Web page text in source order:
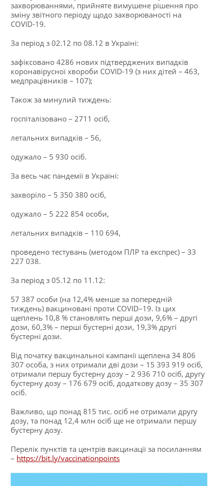
захворюваннями, прийняте вимушене рішення про
зміну звітного періоду щодо захворюваності на
COVID-19.
За період з 02.12 по 08.12 в Україні:
зафіксовано 4286 нових підтверджених випадків
коронавірусної хвороби COVID-19 (з них дітей – 463,
медпрацівників – 107);
Також за минулий тиждень:
госпіталізовано – 2711 осіб,
летальних випадків – 56,
одужало – 5 930 осіб.
За весь час пандемії в Україні:
захворіло – 5 350 380 осіб,
одужало – 5 222 854 особи,
летальних випадків – 110 694,
проведено тестувань (методом ПЛР та експрес) – 33
227 038.
За період з 05.12 по 11.12:
57 387 особи (на 12,4% менше за попередній
тиждень) вакциновані проти COVID–19. Із цих
щеплень 10,8 % становлять перші дози, 9,6% – другі
дози, 60,3% – перші бустерні дози, 19,3% другі
бустерні дози.
Від початку вакцинальної кампанії щеплена 34 806
307 особа, з них отримали дві дози – 15 393 919 осіб,
отримали першу бустерну дозу – 2 936 710 осіб, другу
бустерну дозу – 176 679 осіб, додаткову дозу – 35 307
осіб.
Важливо, що понад 815 тис. осіб не отримали другу
дозу, та понад 12,4 млн осіб ще не отримали першу
бустерну дозу.
Перелік пунктів та центрів вакцинації за посиланням
– https://bit.ly/vaccinationpoints